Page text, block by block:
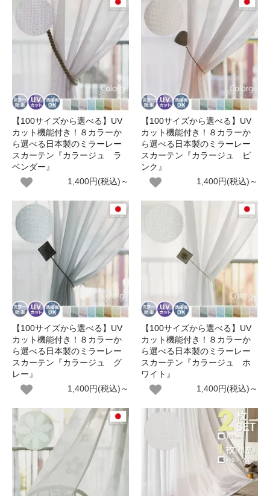
【100サイズから選べる】UV
カット機能付き！８カラーか
ら選べる日本製のミラーレー
スカーテン『カラージュ ラ
ベンダー』
1,400円(税込)～
【100サイズから選べる】UV
カット機能付き！８カラーか
ら選べる日本製のミラーレー
スカーテン『カラージュ ピ
ンク』
1,400円(税込)～
【100サイズから選べる】UV
カット機能付き！８カラーか
ら選べる日本製のミラーレー
スカーテン『カラージュ グ
レー』
1,400円(税込)～
【100サイズから選べる】UV
カット機能付き！８カラーか
ら選べる日本製のミラーレー
スカーテン『カラージュ ホ
ワイト』
1,400円(税込)～